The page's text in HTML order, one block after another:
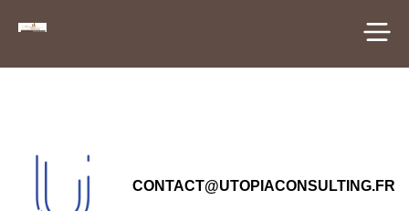
CONTACT@UTOPIACONSULTING.FR